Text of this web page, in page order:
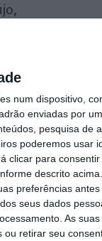
num dispositivo,
enviadas por
pesquisa de
poderemos usar
clicar para consentir
descrito
preferências
seus dados
As
ou retirar seu